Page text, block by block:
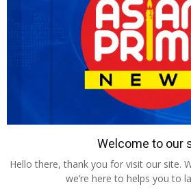
Welcome to our
Hello there, thank you for visit our site.
we’re here to helps you to